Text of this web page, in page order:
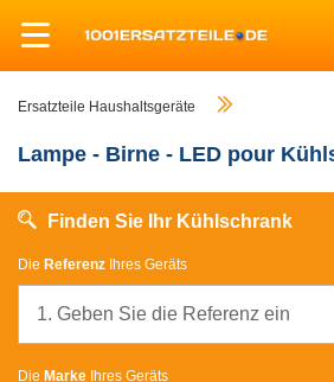
Ersatzteile Haushaltsgeräte
Lampe - Birne - LED pour
Finden Sie Ihr Kühlschrank
Die Referenz Ihres Geräts
Die Marke Ihres Geräts